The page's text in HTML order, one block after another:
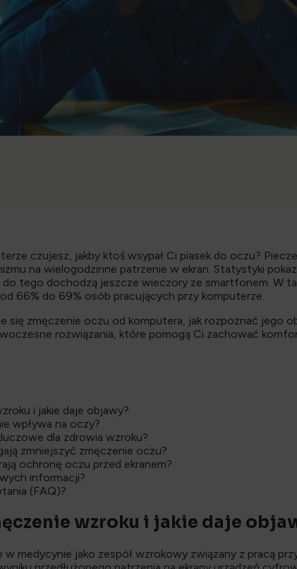
czujesz, jakby ktoś wsypał Ci piasek do oczu?
na wielogodzinne patrzenie w ekran. Statystyki
tego dochodzą jeszcze wieczory ze smartfonem. W
66% do 69% osób pracujących przy komputerze.
się zmęczenie oczu od komputera, jak rozpoznać jego
rozwiązania, które pomogą Ci zachować
i jakie daje objawy?
wpływa na oczy?
dla zdrowia wzroku?
zmniejszyć zmęczenie oczu?
ochronę oczu przed ekranem?
informacji?
(FAQ)?
wzroku i jakie daje
medycynie jako zespół wzrokowy związany z pracą